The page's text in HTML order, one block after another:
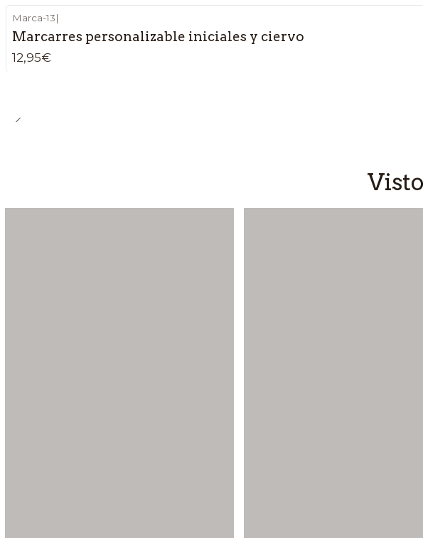
Marca-13|
Marcarres personalizable iniciales y ciervo
12,95€